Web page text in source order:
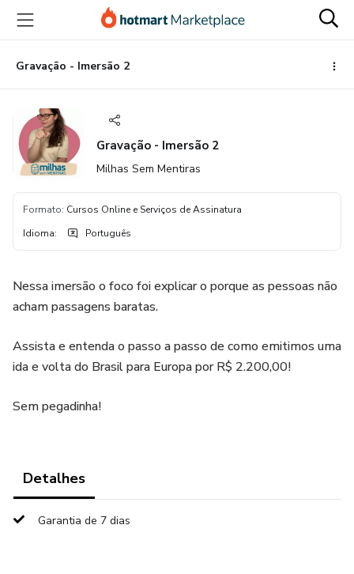
para
conteúdo
principal
para
pagamento
para
rodapé
Gravação - Imersão 2
Gravação - Imersão 2
Milhas Sem Mentiras
Formato: Cursos Online e Serviços de Assinatura
Idioma: Português
Nessa imersão o foco foi explicar o porque as pessoas não
acham passagens baratas.
Assista e entenda o passo a passo de como emitimos uma
ida e volta do Brasil para Europa por R$ 2.200,00!
Sem pegadinha!
Detalhes
Garantia de 7 dias